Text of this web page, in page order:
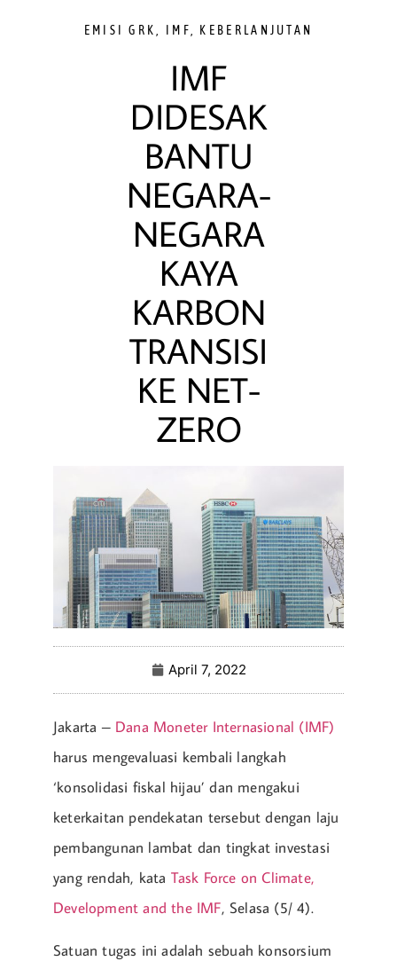
EMISI GRK IMF KEBERLANJUTAN
IMF
DIDESAK
BANTU
NEGARA-
NEGARA
KAYA
KARBON
TRANSISI
KE NET-
ZERO
April 7, 2022
Jakarta – Dana Moneter Internasional (IMF)
harus mengevaluasi kembali langkah
‘konsolidasi fiskal hijau’ dan mengakui
keterkaitan pendekatan tersebut dengan laju
pembangunan lambat dan tingkat investasi
yang rendah, kata Task Force on Climate,
Development and the IMF, Selasa (5/ 4).
Satuan tugas ini adalah sebuah konsorsium